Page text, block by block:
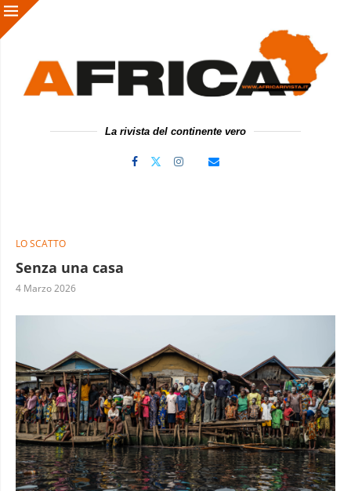
La rivista del continente vero
LO SCATTO
Senza una casa
4 Marzo 2026